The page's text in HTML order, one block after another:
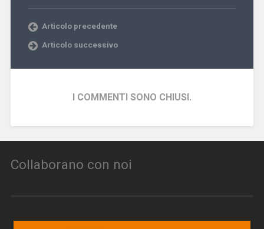
Articolo precedente
Articolo successivo
I COMMENTI SONO CHIUSI.
Collaborano con noi